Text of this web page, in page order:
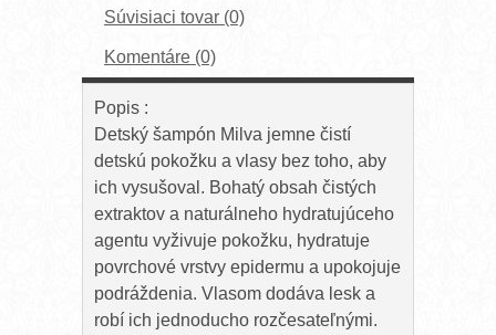
Súvisiaci tovar (0)
Komentáre (0)
Popis :
Detský šampón Milva jemne čistí
detskú pokožku a vlasy bez toho, aby
ich vysušoval. Bohatý obsah čistých
extraktov a naturálneho hydratujúceho
agentu vyživuje pokožku, hydratuje
povrchové vrstvy epidermu a upokojuje
podráždenia. Vlasom dodáva lesk a
robí ich jednoducho rozčesateľnými.